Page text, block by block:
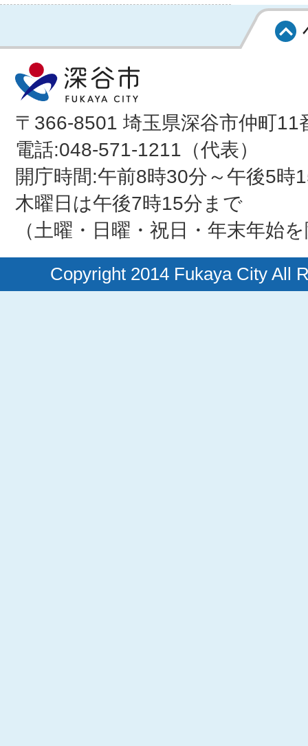
〒366-8501 埼玉県深谷市仲町11
電話:048-571-1211（代表）
開庁時間:午前8時30分～午後5時
木曜日は午後7時15分まで
（土曜・日曜・祝日・年末年始
Copyright 2014 Fukaya City All